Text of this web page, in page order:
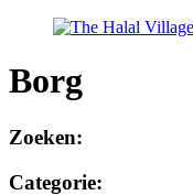
Borg
Zoeken:
Categorie: